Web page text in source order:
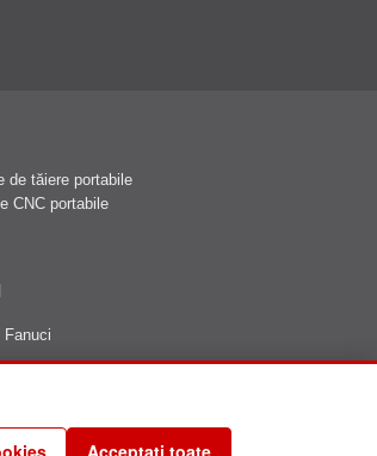
de tăiere portabile
CNC portabile
Fanuci
Acceptați toate